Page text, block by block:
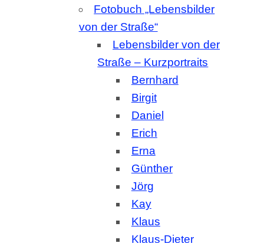
Daniel
Erich
Erna
Günther
Jörg
Klaus
Klaus-Dieter
Lothar
Michael L.
Michael W.
Nicole
Olive-Mary
Siegbert
Werner